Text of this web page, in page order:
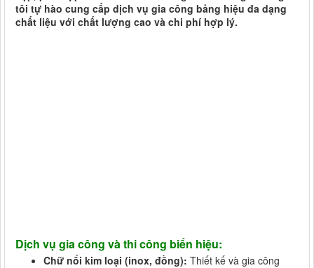
tôi tự hào cung cấp dịch vụ gia công bảng hiệu đa dạng
chất liệu với chất lượng cao và chi phí hợp lý.
Dịch vụ gia công và thi công biển hiệu:
Chữ nổi kim loại (inox, đồng): Thiết kế và gia công